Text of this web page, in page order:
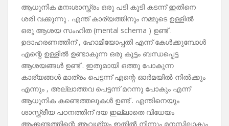
ആധുനിക മനഃശാസ്ത്രം ഒരു പടി കൂടി കടന്ന് ഇതിനെ
ശരി വക്കുന്നു . എന്ത് കാര്യത്തിനും നമ്മുടെ ഉള്ളിൽ
ഒരു ആശയ സംഹിത (mental schema ) ഉണ്ട് .
ഉദാഹരണത്തിന് , ഹോമിയോപ്പതി എന്ന് കേൾക്കുമ്പോൾ
എന്റെ ഉള്ളിൽ ഉണ്ടാകുന്ന ഒരു കൂട്ടം ബന്ധപ്പെട്ട
ആശയങ്ങൾ ഉണ്ട് . ഇതുമായി ഒത്തു പോകുന്ന
കാര്യങ്ങൾ മാത്രം പെട്ടന്ന് എന്റെ ഓർമയിൽ നിൽക്കും
എന്നും , അല്ലാത്തവ പെട്ടന്ന് മറന്നു പോകും എന്ന്
ആധുനിക കണ്ടെത്തലുകൾ ഉണ്ട് . എന്തിനെയും
ശാസ്ത്രീയ പഠനത്തിന് ദയ ഇല്ലാതെ വിധേയം
ആക്കണ്ടത്തിന്റെ ആവശ്യം ഇതിൽ നിന്നും മനസ്സിലാകും